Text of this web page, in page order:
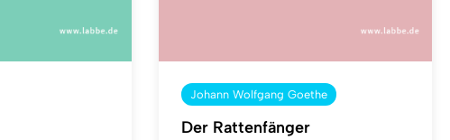
Johann Wolfgang Goethe
Der Rattenfänger